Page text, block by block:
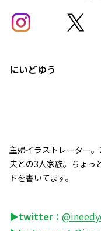
にいどゆう
主婦イラストレーター
夫との3人家族。ちょっ
ドを書いてます。
▶twitter：